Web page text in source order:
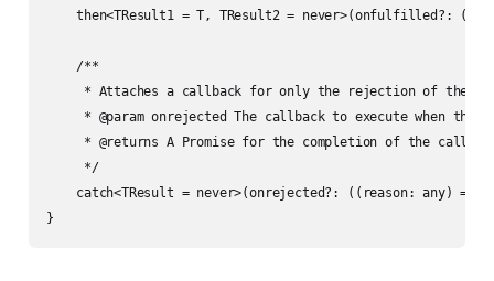
then<TResult1 = T, TResult2 = never>(onfulfilled?:
    /**
* Attaches a callback for only the rejection of the
* @param onrejected The callback to execute when the
* @returns A Promise for the completion of the
     */
catch<TResult = never>(onrejected?: ((reason: any) =>
}